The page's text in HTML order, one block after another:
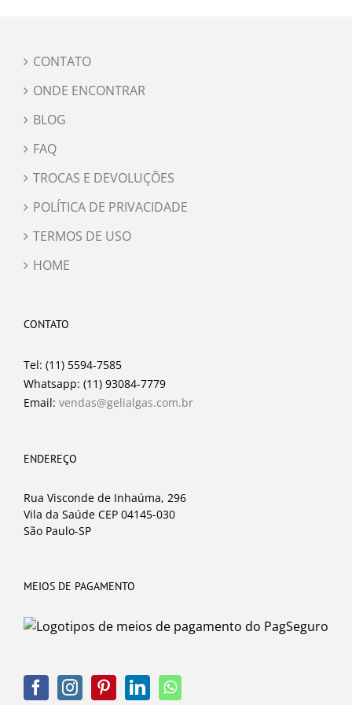
CONTATO
ONDE ENCONTRAR
BLOG
FAQ
TROCAS E DEVOLUÇÕES
POLÍTICA DE PRIVACIDADE
TERMOS DE USO
HOME
CONTATO
Tel: (11) 5594-7585
Whatsapp: (11) 93084-7779
Email: vendas@gelialgas.com.br
ENDEREÇO
Rua Visconde de Inhaúma, 296
Vila da Saúde CEP 04145-030
São Paulo-SP
MEIOS DE PAGAMENTO